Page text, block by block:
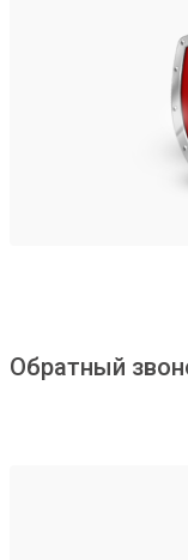
Обратный